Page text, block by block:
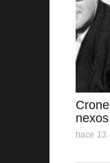
hace 13